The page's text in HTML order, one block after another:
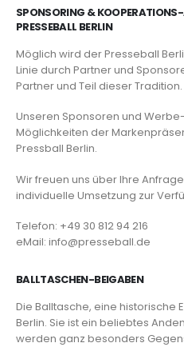
SPONSORING &
PRESSEBALL BERLIN
Möglich wird der Presseball
Linie durch Partner und
Partner und Teil dieser Tradition.
Unseren Sponsoren und
Möglichkeiten der
Pressball Berlin.
Wir freuen uns über Ihre
individuelle Umsetzung zur
Telefon: +49 30 812 94 216
eMail: info@presseball.de
BALLTASCHEN-BEIGABEN
Die Balltasche, eine historische
Berlin. Sie ist ein beliebtes
werden ganz besonders